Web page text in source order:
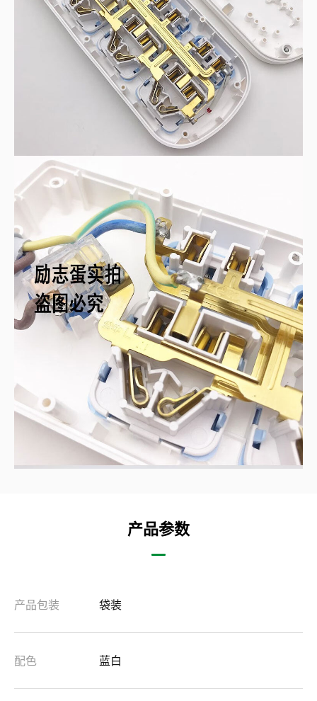
产品参数
产品包装 袋装
配色 蓝白